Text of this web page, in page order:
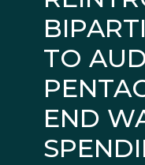
TO
END